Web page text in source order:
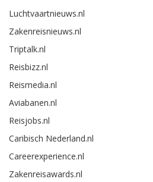
Luchtvaartnieuws.nl
Zakenreisnieuws.nl
Triptalk.nl
Reisbizz.nl
Reismedia.nl
Aviabanen.nl
Reisjobs.nl
Caribisch Nederland.nl
Careerexperience.nl
Zakenreisawards.nl